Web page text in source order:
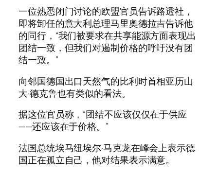
一位熟悉闭门讨论的欧盟官员告诉路透社，
即将卸任的意大利总理马里奥德拉吉告诉他
的同行，“我们被要求在共享能源方面表现出
团结一致，但我们对遏制价格的呼吁没有团
结一致。”
向邻国德国出口天然气的比利时首相亚历山
大·德克鲁也有类似的看法。
据这位官员称，“团结不应该仅仅在于供应
——还应该在于价格。”
法国总统埃马纽埃尔·马克龙在峰会上表示德
国正在孤立自己，他对结果表示满意。